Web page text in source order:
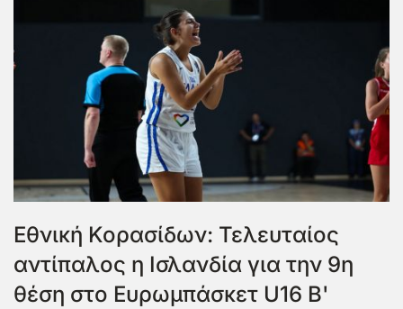
Εθνική Κορασίδων: Τελευταίος
αντίπαλος η Ισλανδία για την 9η
θέση στο Ευρωμπάσκετ U16 B'